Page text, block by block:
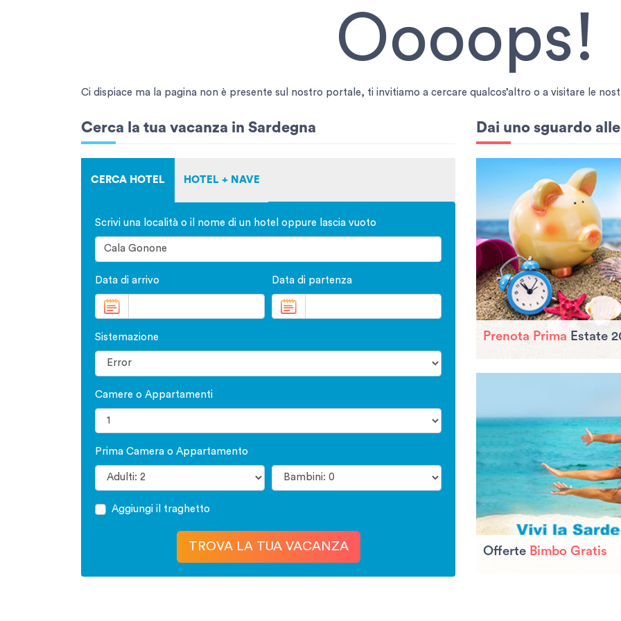
Oooops!
Ci dispiace ma la pagina non è presente sul nostro portale, ti invitiamo a cercare qualcos’altro o a visitare le
Cerca la tua vacanza in Sardegna
CERCA HOTEL HOTEL + NAVE
Scrivi una località o il nome di un hotel oppure lascia vuoto
Data di arrivo Data di partenza
Sistemazione
Camere o Appartamenti
Prima Camera o Appartamento
Aggiungi il traghetto
TROVA LA TUA VACANZA
Dai uno sguardo
Prenota Prima Estate
Offerte Bimbo Gratis